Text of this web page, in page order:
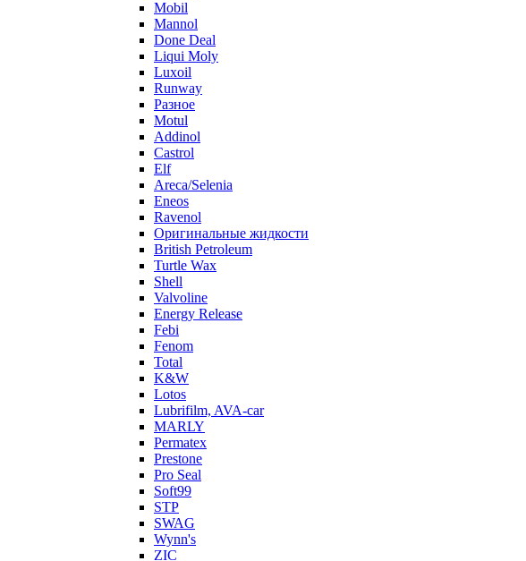
Mobil
Mannol
Done Deal
Liqui Moly
Luxoil
Runway
Разное
Motul
Addinol
Castrol
Elf
Areca/Selenia
Eneos
Ravenol
Оригинальные жидкости
British Petroleum
Turtle Wax
Shell
Valvoline
Energy Release
Febi
Fenom
Total
K&W
Lotos
Lubrifilm, AVA-car
MARLY
Permatex
Prestone
Pro Seal
Soft99
STP
SWAG
Wynn's
ZIC